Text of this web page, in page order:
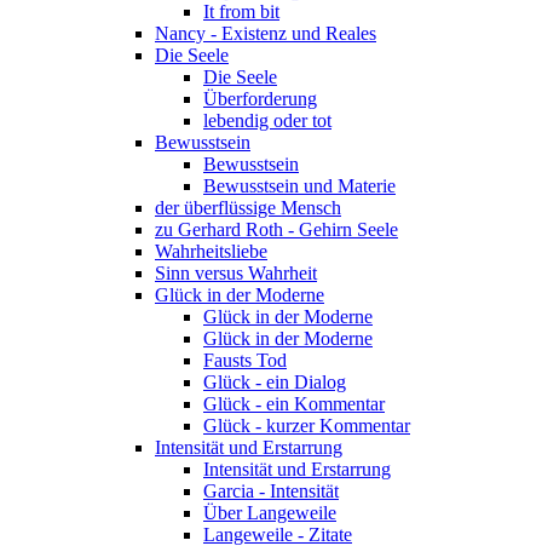
It from bit
Nancy - Existenz und Reales
Die Seele
Die Seele
Überforderung
lebendig oder tot
Bewusstsein
Bewusstsein
Bewusstsein und Materie
der überflüssige Mensch
zu Gerhard Roth - Gehirn Seele
Wahrheitsliebe
Sinn versus Wahrheit
Glück in der Moderne
Glück in der Moderne
Glück in der Moderne
Fausts Tod
Glück - ein Dialog
Glück - ein Kommentar
Glück - kurzer Kommentar
Intensität und Erstarrung
Intensität und Erstarrung
Garcia - Intensität
Über Langeweile
Langeweile - Zitate